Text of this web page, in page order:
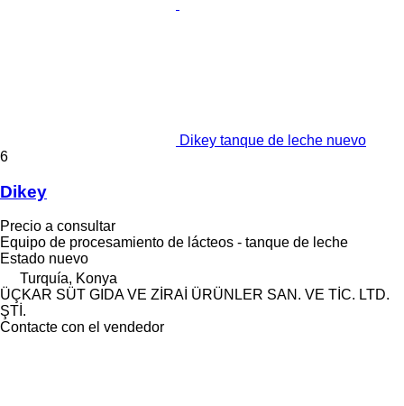
Dikey tanque de leche nuevo
6
Dikey
Precio a consultar
Equipo de procesamiento de lácteos - tanque de leche
Estado nuevo
Turquía, Konya
ÜÇKAR SÜT GIDA VE ZİRAİ ÜRÜNLER SAN. VE TİC. LTD.
ŞTİ.
Contacte con el vendedor